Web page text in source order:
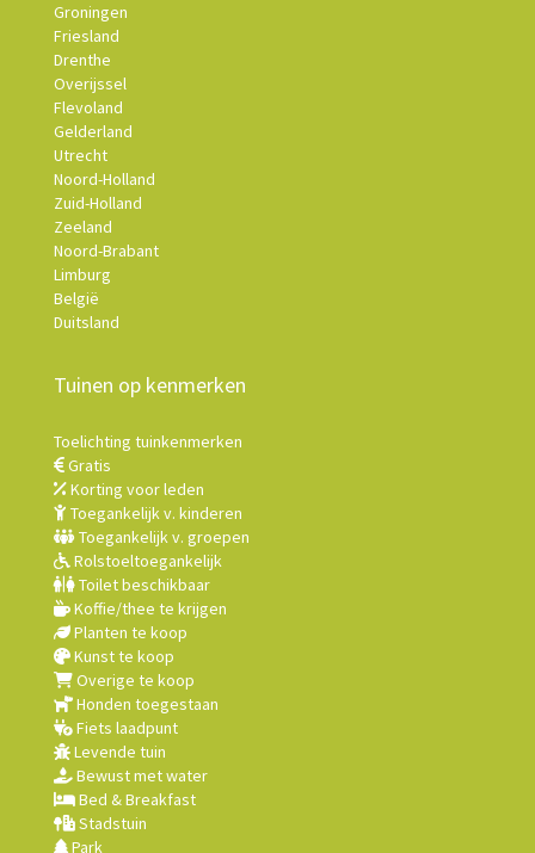
Groningen
Friesland
Drenthe
Overijssel
Flevoland
Gelderland
Utrecht
Noord-Holland
Zuid-Holland
Zeeland
Noord-Brabant
Limburg
België
Duitsland
Tuinen op kenmerken
Toelichting tuinkenmerken
Gratis
Korting voor leden
Toegankelijk v. kinderen
Toegankelijk v. groepen
Rolstoeltoegankelijk
Toilet beschikbaar
Koffie/thee te krijgen
Planten te koop
Kunst te koop
Overige te koop
Honden toegestaan
Fiets laadpunt
Levende tuin
Bewust met water
Bed & Breakfast
Stadstuin
Park